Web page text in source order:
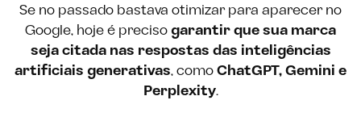
Se no passado bastava otimizar para aparecer no
Google, hoje é precisogarantir que sua marca
seja citada nas respostas das inteligências
artificiais generativas, comoChatGPT, Gemini e
Perplexity.